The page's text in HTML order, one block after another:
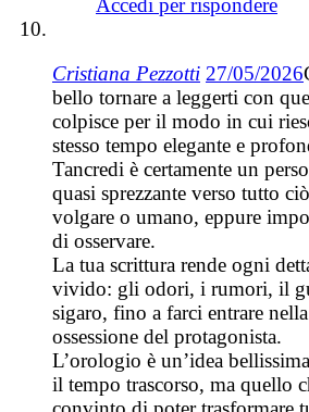
Accedi per rispondere
Cristiana Pezzotti 27/05/2026
bello tornare a leggerti con
colpisce per il modo in cui
stesso tempo elegante e
Tancredi è certamente un
quasi sprezzante verso tutto
volgare o umano, eppure
di osservare.
La tua scrittura rende ogni
vivido: gli odori, i rumori, il
sigaro, fino a farci entrare
ossessione del protagonista.
L’orologio è un’idea
il tempo trascorso, ma quello